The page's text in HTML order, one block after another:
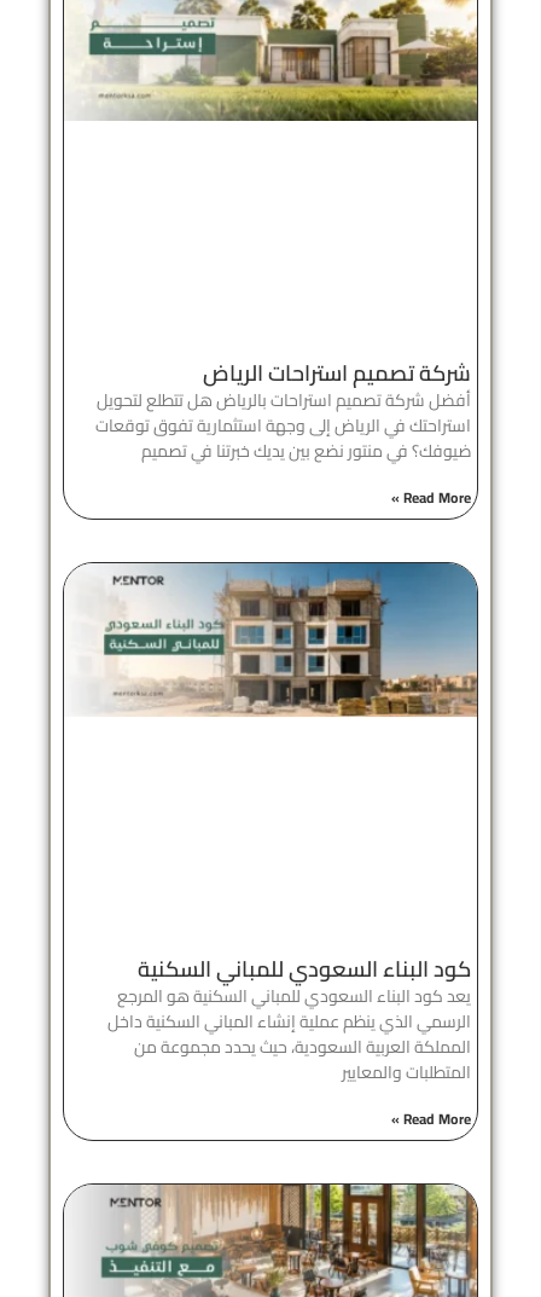
شركة تصميم استراحات الرياض
أفضل شركة تصميم استراحات بالرياض هل تتطلع لتحويل
استراحتك في الرياض إلى وجهة استثمارية تفوق توقعات
ضيوفك؟ في منتور نضع بين يديك خبرتنا في تصميم
Read More »
كود البناء السعودي للمباني السكنية
يعد كود البناء السعودي للمباني السكنية هو المرجع
الرسمي الذي ينظم عملية إنشاء المباني السكنية داخل
المملكة العربية السعودية، حيث يحدد مجموعة من
المتطلبات والمعايير
Read More »